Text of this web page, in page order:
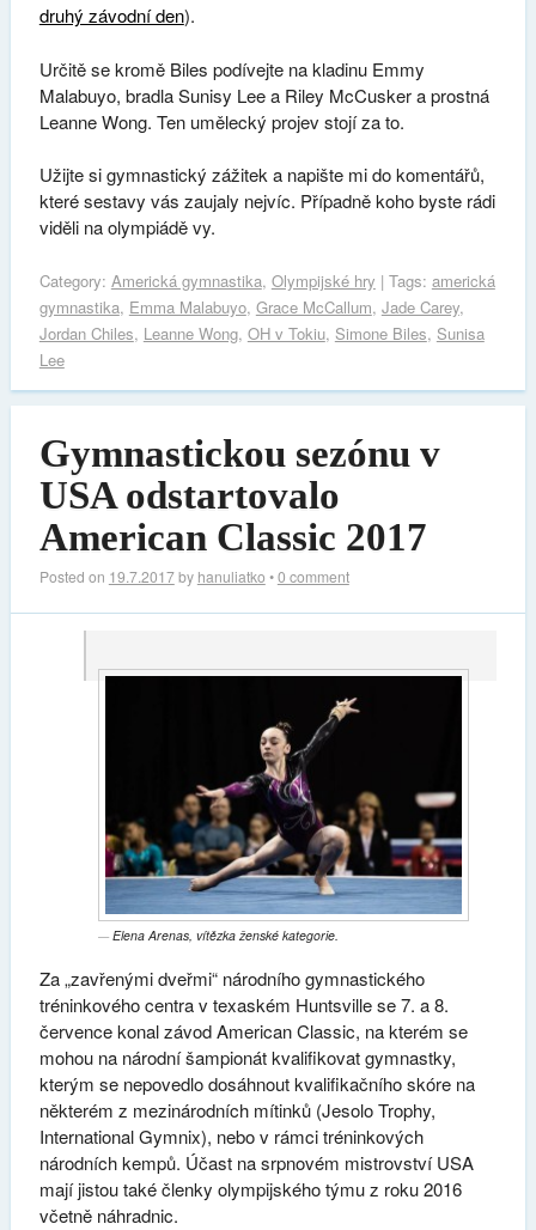
druhý závodní den).
Určitě se kromě Biles podívejte na kladinu Emmy
Malabuyo, bradla Sunisy Lee a Riley McCusker a prostná
Leanne Wong. Ten umělecký projev stojí za to.
Užijte si gymnastický zážitek a napište mi do komentářů,
které sestavy vás zaujaly nejvíc. Případně koho byste rádi
viděli na olympiádě vy.
Category: Americká gymnastika, Olympijské hry | Tags: americká
gymnastika, Emma Malabuyo, Grace McCallum, Jade Carey,
Jordan Chiles, Leanne Wong, OH v Tokiu, Simone Biles, Sunisa
Lee
Gymnastickou sezónu v
USA odstartovalo
American Classic 2017
Posted on 19.7.2017by hanuliatko •0 comment
Elena Arenas, vítězka ženské kategorie.
Za „zavřenými dveřmi“ národního gymnastického
tréninkového centra v texaském Huntsville se 7. a 8.
července konal závod American Classic, na kterém se
mohou na národní šampionát kvalifikovat gymnastky,
kterým se nepovedlo dosáhnout kvalifikačního skóre na
některém z mezinárodních mítinků (Jesolo Trophy,
International Gymnix), nebo v rámci tréninkových
národních kempů. Účast na srpnovém mistrovství USA
mají jistou také členky olympijského týmu z roku 2016
včetně náhradnic.